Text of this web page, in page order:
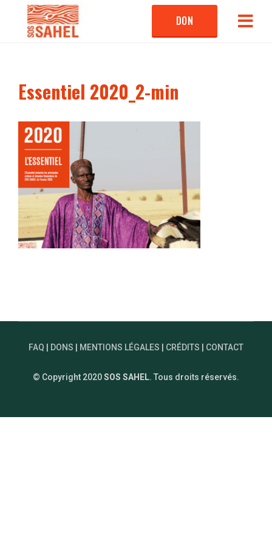
DON
Essentiel 2020_2-min
FAQ DONS MENTIONS LÉGALES CRÉDITS CONTACT
© Copyright 2020SOS SAHEL. Tous droits réservés.